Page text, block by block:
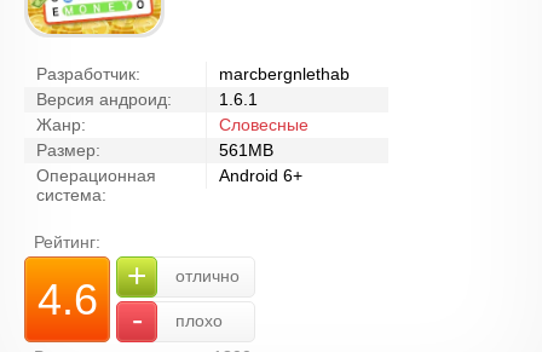
Разработчик:
marcbergnlethab
Версия андроид:
1.6.1
Жанр:
Словесные
Размер:
561MB
Операционная
система:
Android 6+
Рейтинг:
4.6 + отлично
-
плохо